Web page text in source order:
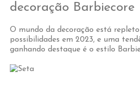
decoração Barbiecore
O mundo da decoração está
possibilidades em 2023, e uma
ganhando destaque é o estilo